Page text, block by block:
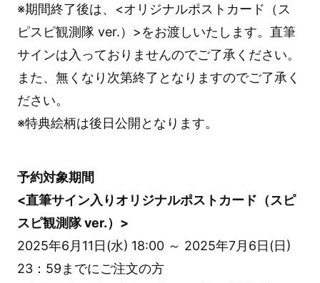
※期間終了後は、<オリジナルポストカード（ス
ピスピ観測隊 ver.）>をお渡しいたします。直筆
サインは入っておりませんのでご了承ください。
また、無くなり次第終了となりますのでご了承く
ださい。
※特典絵柄は後日公開となります。
予約対象期間
<直筆サイン入りオリジナルポストカード（スピ
スピ観測隊 ver.）>
2025年6月11日(水) 18:00 ～ 2025年7月6日(日)
23：59までにご注文の方